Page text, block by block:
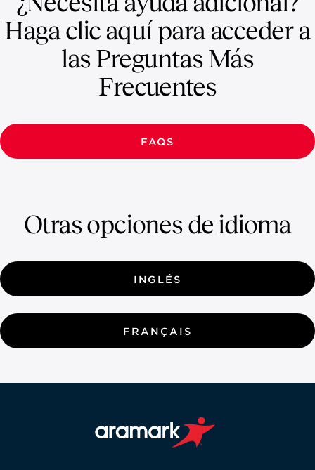
Haga clic aquí para acceder a
las Preguntas Más
Frecuentes
FAQS
Otras opciones de idioma
INGLÉS
FRANÇAIS